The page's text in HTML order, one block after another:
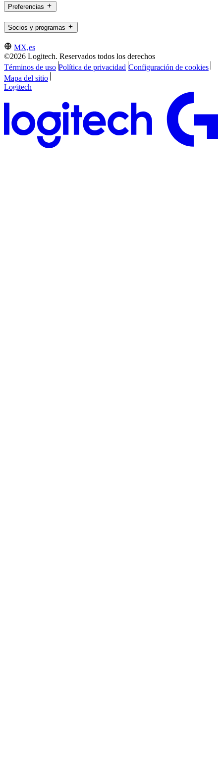
Preferencias
Socios y programas
MX,es
©2026 Logitech. Reservados todos los derechos
Términos de uso Política de privacidad Configuración de cookies
Mapa del sitio
Logitech